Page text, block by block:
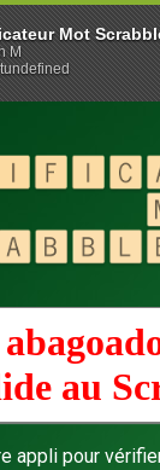
au
appli pour
Mot
M